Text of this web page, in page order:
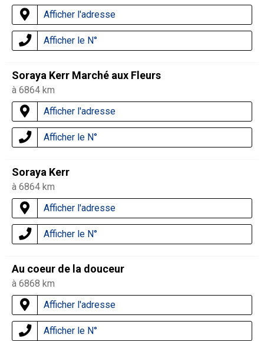
Afficher l'adresse
Afficher le N°
Soraya Kerr Marché aux Fleurs
à 6864 km
Afficher l'adresse
Afficher le N°
Soraya Kerr
à 6864 km
Afficher l'adresse
Afficher le N°
Au coeur de la douceur
à 6868 km
Afficher l'adresse
Afficher le N°